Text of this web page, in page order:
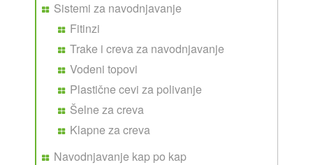
Sistemi za navodnjavanje
Fitinzi
Trake i creva za navodnjavanje
Vodeni topovi
Plastične cevi za polivanje
Šelne za creva
Klapne za creva
Navodnjavanje kap po kap